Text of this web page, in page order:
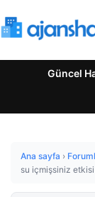
Güncel
Ana sayfa ›
su içmişsiniz